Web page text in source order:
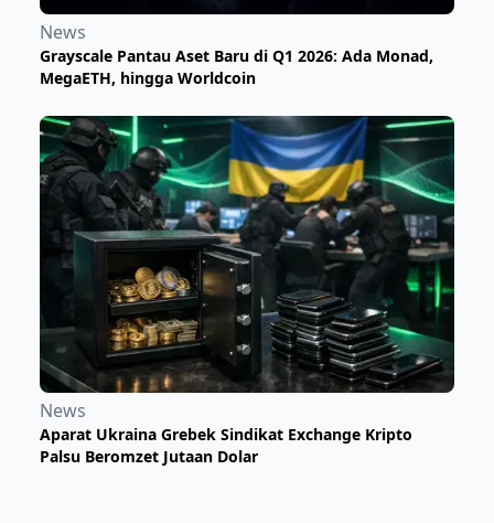
News
Grayscale Pantau Aset Baru di Q1 2026: Ada Monad,
MegaETH, hingga Worldcoin
News
Aparat Ukraina Grebek Sindikat Exchange Kripto
Palsu Beromzet Jutaan Dolar